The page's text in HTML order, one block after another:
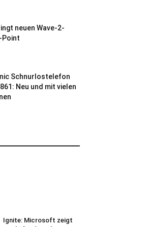
neuen Wave-2-
Point
Schnurlostelefon
Neu und mit vielen
Ignite: Microsoft zeigt